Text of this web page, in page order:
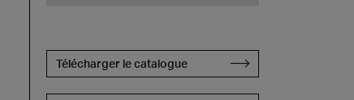
Télécharger le catalogue